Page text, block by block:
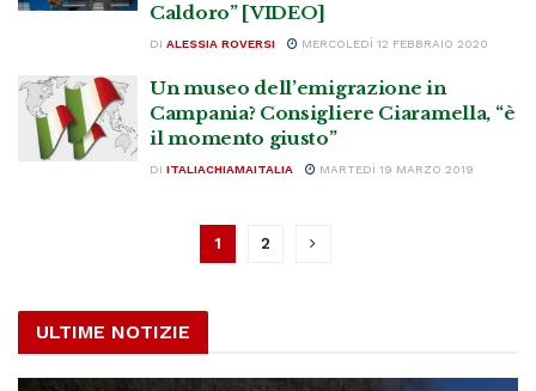
Caldoro” [VIDEO]
DI ALESSIA ROVERSI MERCOLEDÌ 12 FEBBRAIO 2020
Un museo dell’emigrazione in
Campania? Consigliere Ciaramella, “è
il momento giusto”
DI ITALIACHIAMAITALIA MARTEDÌ 19 MARZO 2019
1 2
ULTIME NOTIZIE